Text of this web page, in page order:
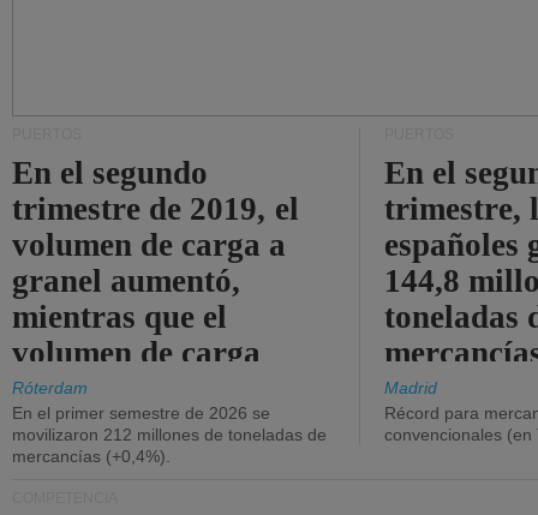
En el segundo
trimestre de 2019, el
volumen de carga a
granel aumentó,
mientras que el
volumen de carga
general disminuyó.
Róterdam
En el primer semestre de 2026 se
movilizaron 212 millones de toneladas de
mercancías (+0,4%).
En el
trimestre,
españoles
144,8
toneladas
Madrid
Récord para
convencionales (en